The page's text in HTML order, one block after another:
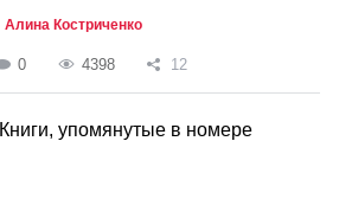
Алина Костриченко
0 4398 12
Книги, упомянутые в номере